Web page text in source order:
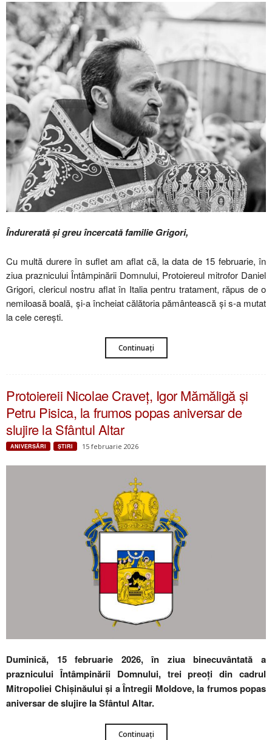
Îndurerată şi greu încercată familie Grigori,
Cu multă durere în suflet am aflat că, la data de 15 februarie, în
ziua praznicului Întâmpinării Domnului, Protoiereul mitrofor Daniel
Grigori, clericul nostru aflat în Italia pentru tratament, răpus de o
nemiloasă boală, și-a încheiat călătoria pământească și s-a mutat
la cele cerești.
Continuați
Protoiereii Nicolae Craveț, Igor Mămăligă și
Petru Pisica, la frumos popas aniversar de
slujire la Sfântul Altar
ANIVERSĂRI ŞTIRI 15 februarie 2026
Duminică, 15 februarie 2026, în ziua binecuvântată a
praznicului Întâmpinării Domnului, trei preoți din cadrul
Mitropoliei Chișinăului și a Întregii Moldove, la frumos popas
aniversar de slujire la Sfântul Altar.
Continuați